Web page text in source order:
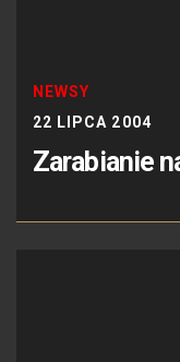
NEWSY
22 LIPCA 2004
Zarabianie